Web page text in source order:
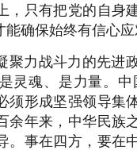
，只有把党的自身
确保始终有信心
聚力战斗力的先进
灵魂、是力量。
须形成坚强领导集
余年来，中华民
。事在四方，要在